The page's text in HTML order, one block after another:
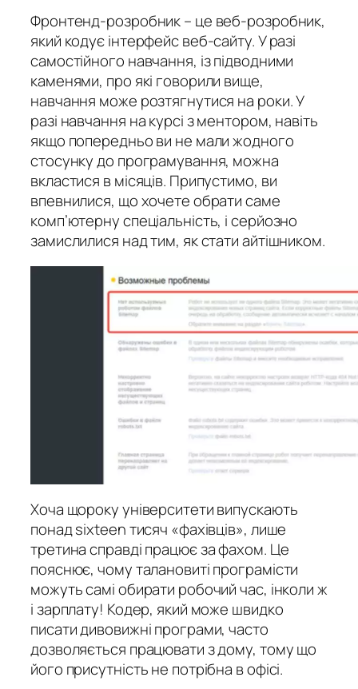
Фронтенд-розробник – це веб-розробник,
який кодує інтерфейс веб-сайту. У разі
самостійного навчання, із підводними
каменями, про які говорили вище,
навчання може розтягнутися на роки. У
разі навчання на курсі з ментором, навіть
якщо попередньо ви не мали жодного
стосунку до програмування, можна
вкластися в місяців. Припустимо, ви
впевнилися, що хочете обрати саме
комп’ютерну спеціальність, і серйозно
замислилися над тим, як стати айтішником.
Хоча щороку університети випускають
понад sixteen тисяч «фахівців», лише
третина справді працює за фахом. Це
пояснює, чому талановиті програмісти
можуть самі обирати робочий час, інколи ж
і зарплату! Кодер, який може швидко
писати дивовижні програми, часто
дозволяється працювати з дому, тому що
його присутність не потрібна в офісі.